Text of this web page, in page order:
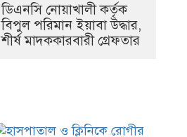
ডিএনসি নোয়াখালী কর্তৃক
বিপুল পরিমান ইয়াবা উদ্ধার,
শীর্ষ মাদককারবারী গ্রেফতার